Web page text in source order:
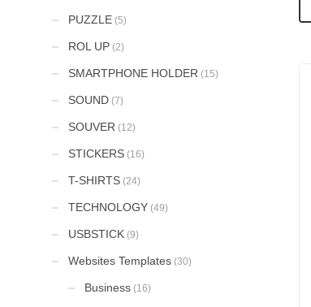
PUZZLE (5)
ROL UP (2)
SMARTPHONE HOLDER (15)
SOUND (7)
SOUVER (12)
STICKERS (16)
T-SHIRTS (24)
TECHNOLOGY (49)
USBSTICK (9)
Websites Templates (30)
Business (16)